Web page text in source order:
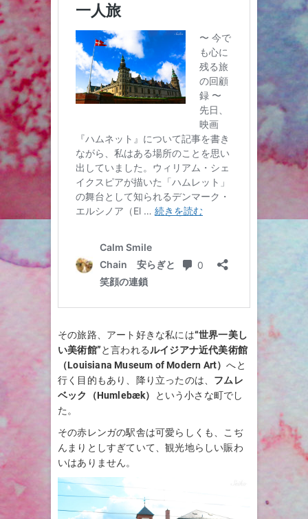
その旅路、アート好きな私には“世界一美し
い美術館”と言われるルイジアナ近代美術館
（Louisiana Museum of Modern Art）へと
行く目的もあり、降り立ったのは、 フムレ
ベック（Humlebæk）
という小さな町でし
た。
その赤レンガの駅舎は可愛らしくも、こぢ
んまりとしすぎていて、観光地らしい賑わ
いはありません。